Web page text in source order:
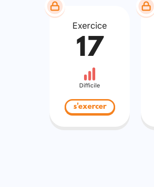
Exercice
17
Difficile
s'exercer